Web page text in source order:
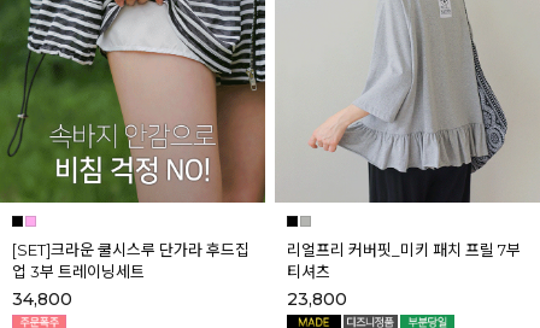
[SET]크라운 쿨시스루 단가라 후드집
업 3부 트레이닝세트
34,800
리얼프리 커버핏_미키 패치 프릴 7부
티셔츠
23,800